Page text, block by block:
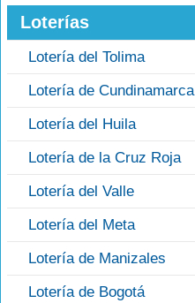
Loterías
Lotería del Tolima
Lotería de Cundinamarca
Lotería del Huila
Lotería de la Cruz Roja
Lotería del Valle
Lotería del Meta
Lotería de Manizales
Lotería de Bogotá